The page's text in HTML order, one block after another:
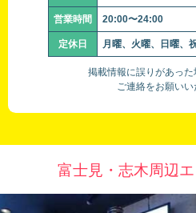
営業時間 20:00〜24:00
定休日 月曜、火曜、日曜、
掲載情報に誤りがあった
ご連絡をお願いい
富士見・志木周辺